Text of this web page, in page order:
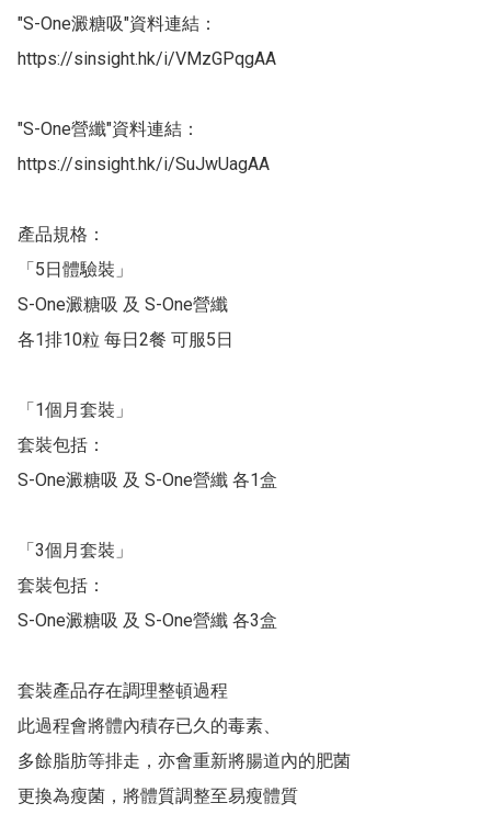
"S-One澱糖吸"資料連結：
https://sinsight.hk/i/VMzGPqgAA
"S-One營纖"資料連結：
https://sinsight.hk/i/SuJwUagAA
產品規格：
「5日體驗裝」
S-One澱糖吸 及 S-One營纖
各1排10粒 每日2餐 可服5日
「1個月套裝」
套裝包括：
S-One澱糖吸 及 S-One營纖 各1盒
「3個月套裝」
套裝包括：
S-One澱糖吸 及 S-One營纖 各3盒
套裝產品存在調理整頓過程
此過程會將體內積存已久的毒素、
多餘脂肪等排走，亦會重新將腸道內的肥菌
更換為瘦菌，將體質調整至易瘦體質